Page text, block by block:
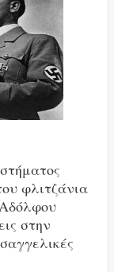
φλιτζάνια
στην